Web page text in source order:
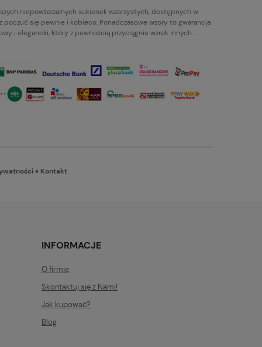
niepowtarzalnych sukienek wzorzystych, dostępnych w
poczuć się pewnie i kobieco. Ponadczasowe wzory to gwarancja
i elegancki, który z pewnością przyciągnie wzrok innych.
♦ Kontakt
INFORMACJE
O firmie
Skontaktuj się z Nami!
Jak kupować?
Blog